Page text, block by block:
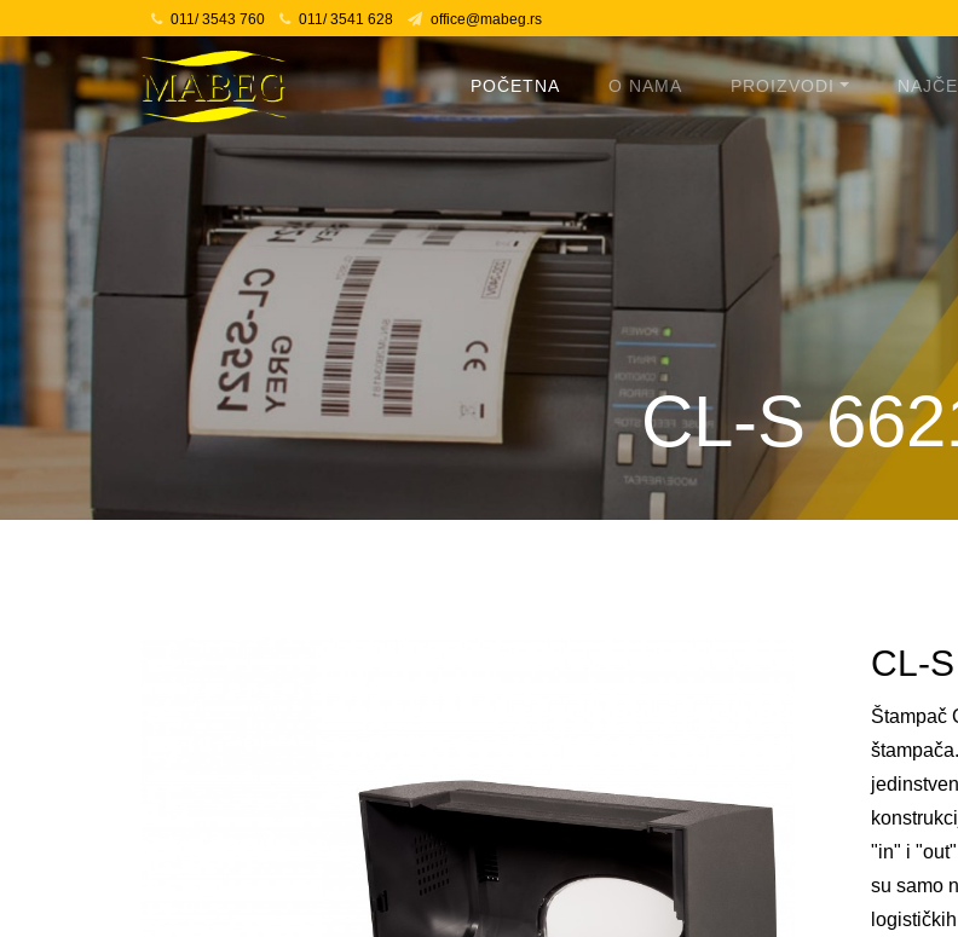
011/ 3543 760 011/ 3541 628 office@mabeg.rs
POČETNA O NAMA PROIZVODI
CL-S
CL-
Štampač
"in" i
su samo